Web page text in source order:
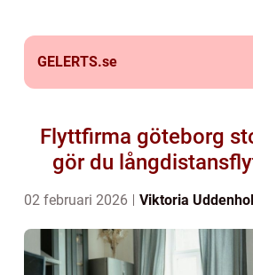
GELERTS.se
Flyttfirma göteborg
gör du
02 februari 2026 Viktoria